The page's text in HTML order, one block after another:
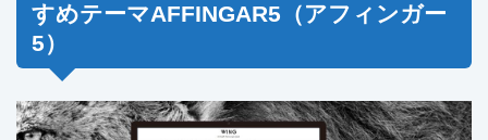
すめテーマAFFINGAR5（アフィンガー
5）